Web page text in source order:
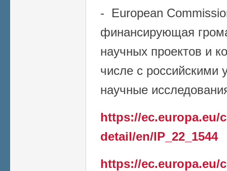
- European
финансирующая
научных проектов и
числе с
научные
https://ec.europa.eu/
detail/en/IP_22_1544
https://ec.europa.eu/